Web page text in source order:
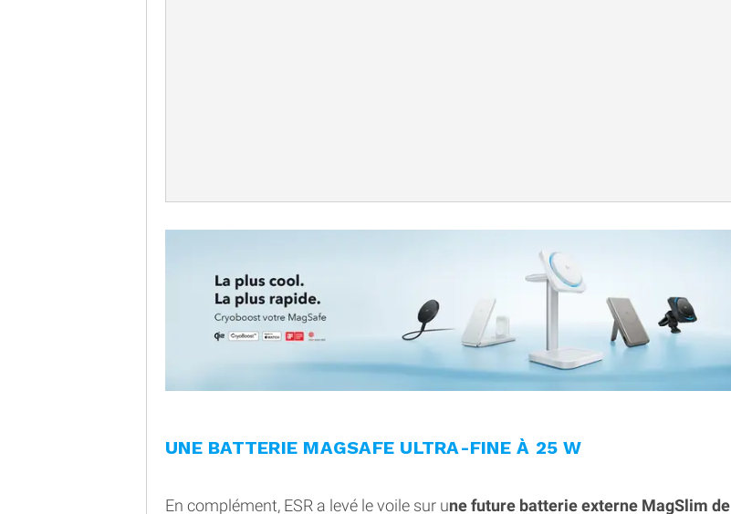
UNE BATTERIE MAGSAFE ULTRA-FINE À 25 W
En complément, ESR a levé le voile sur une future batterie externe MagSlim de